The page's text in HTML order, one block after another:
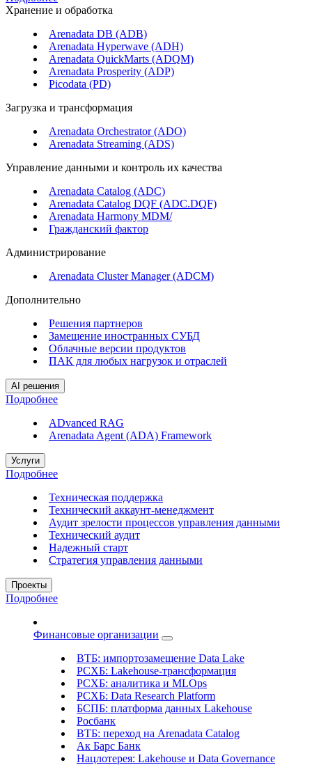
Хранение и обработка
Arenadata DB (ADB)
Arenadata Hyperwave (ADH)
Arenadata QuickMarts (ADQM)
Arenadata Prosperity (ADP)
Picodata (PD)
Загрузка и трансформация
Arenadata Orchestrator (ADO)
Arenadata Streaming (ADS)
Управление данными и контроль их качества
Arenadata Catalog (ADC)
Arenadata Catalog DQF (ADС.DQF)
Arenadata Harmony MDM/
Гражданский фактор
Администрирование
Arenadata Cluster Manager (ADCM)
Дополнительно
Решения партнеров
Замещение иностранных СУБД
Облачные версии продуктов
ПАК для любых нагрузок и отраслей
AI решения
Подробнее
ADvanced RAG
Arenadata Agent (ADA) Framework
Услуги
Подробнее
Техническая поддержка
Технический аккаунт-менеджмент
Аудит зрелости процессов управления данными
Технический аудит
Надежный старт
Стратегия управления данными
Проекты
Подробнее
Финансовые организации
ВТБ: импортозамещение Data Lake
РСХБ: Lakehouse-трансформация
РСХБ: аналитика и MLOps
РСХБ: Data Research Platform
БСПБ: платформа данных Lakehouse
Росбанк
ВТБ: переход на Arenadata Catalog
Ак Барс Банк
Нацлотерея: Lakehouse и Data Governance